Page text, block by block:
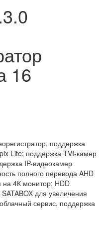
16
поддержка
Lite; поддержка TVI-камер
IP-видеокамер
полного перевода AHD
на 4К монитор; HDD
для увеличения
сервис, поддержка